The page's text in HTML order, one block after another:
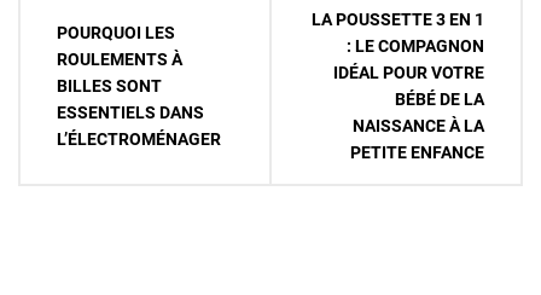
l’article
POURQUOI LES
ROULEMENTS À
BILLES SONT
ESSENTIELS DANS
L’ÉLECTROMÉNAGER
LA POUSSETTE 3 EN 1
: LE COMPAGNON
IDÉAL POUR VOTRE
BÉBÉ DE LA
NAISSANCE À LA
PETITE ENFANCE